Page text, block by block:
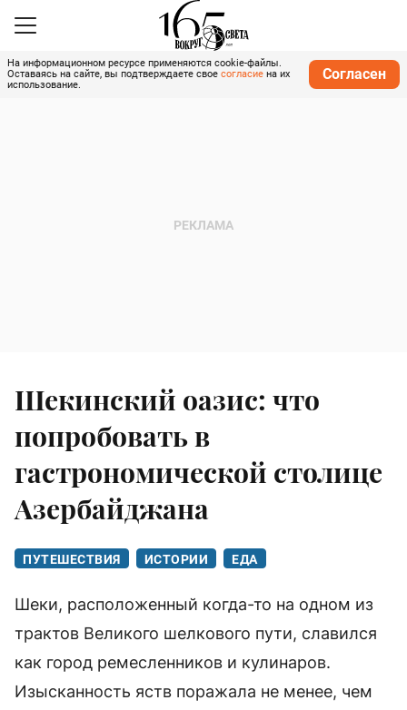
На информационном ресурсе применяются cookie-файлы.
Оставаясь на сайте, вы подтверждаете свое согласие на их
использование.
Согласен
Шекинский оазис: что
попробовать в
гастрономической столице
Азербайджана
ПУТЕШЕСТВИЯ ИСТОРИИ ЕДА
Шеки, расположенный когда-то на одном из
трактов Великого шелкового пути, славился
как город ремесленников и кулинаров.
Изысканность яств поражала не менее, чем